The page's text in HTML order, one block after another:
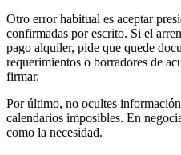
Otro error habitual es aceptar
confirmadas por escrito. Si el
pago alquiler, pide que quede
requerimientos o borradores de
firmar.
Por último, no ocultes
calendarios imposibles. En
como la necesidad.